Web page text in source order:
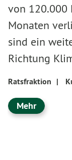
von 120.000
Monaten
sind ein
Richtung
Ratsfraktion |
Mehr